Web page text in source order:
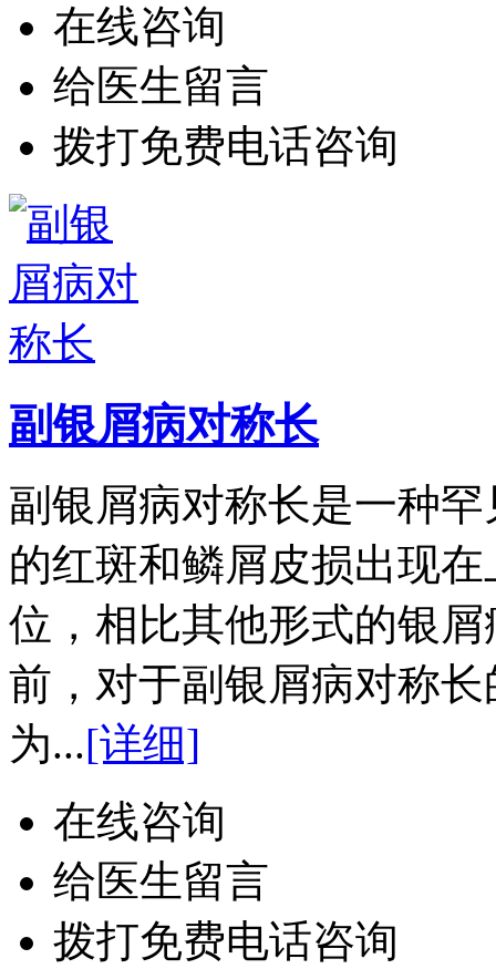
在线咨询
给医生留言
拨打免费电话咨询
副银屑病对称长
副银屑病对称长是一种
的红斑和鳞屑皮损出现
位，相比其他形式的银
前，对于副银屑病对称
为...[详细]
在线咨询
给医生留言
拨打免费电话咨询